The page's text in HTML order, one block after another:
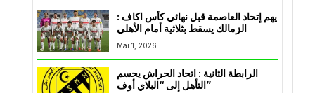
يهم إتحاد العاصمة قبل نهائي كأس اكاف :
Mai 1, 2026
الرابطة الثانية : اتحاد الحراش يحسم
التأهل إلى “البلاي أوف”